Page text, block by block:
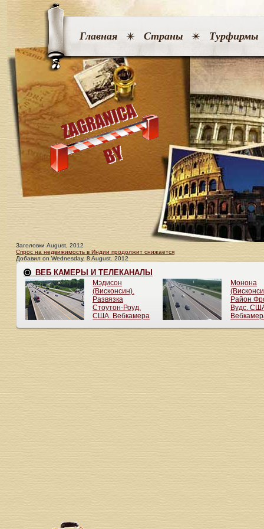
Главная Страны Турфирмы
Заголовки August, 2012
Спрос на недвижимость в Индии продолжит снижается
Добавил on Wednesday, 8 August. 2012